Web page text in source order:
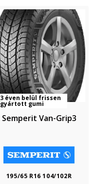
3 éven belül frissen
gyártott gumi
Semperit Van-Grip3
195/65 R16 104/102R